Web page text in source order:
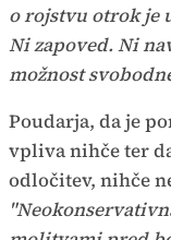
o rojstvu otrok je
Ni zapoved. Ni
možnost
Poudarja, da je
vpliva nihče ter
odločitev, nihče